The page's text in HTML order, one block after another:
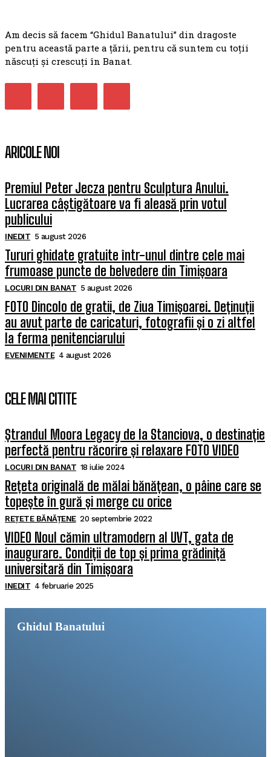
Am decis să facem “Ghidul Banatului” din dragoste
pentru această parte a țării, pentru că suntem cu toții
născuți și crescuți în Banat.
ARICOLE NOI
Premiul Peter Jecza pentru Sculptura Anului.
Lucrarea câștigătoare va fi aleasă prin votul
publicului
INEDIT 5 august 2026
Tururi ghidate gratuite într-unul dintre cele mai
frumoase puncte de belvedere din Timișoara
LOCURI DIN BANAT 5 august 2026
FOTO Dincolo de gratii, de Ziua Timișoarei. Deținuții
au avut parte de caricaturi, fotografii și o zi altfel
la ferma penitenciarului
EVENIMENTE 4 august 2026
CELE MAI CITITE
Ștrandul Moora Legacy de la Stanciova, o destinație
perfectă pentru răcorire și relaxare FOTO VIDEO
LOCURI DIN BANAT 18 iulie 2024
Rețeta originală de mălai bănățean, o pâine care se
topește în gură și merge cu orice
REȚETE BĂNĂȚENE 20 septembrie 2022
VIDEO Noul cămin ultramodern al UVT, gata de
inaugurare. Condiții de top și prima grădiniță
universitară din Timișoara
INEDIT 4 februarie 2025
Ghidul Banatului